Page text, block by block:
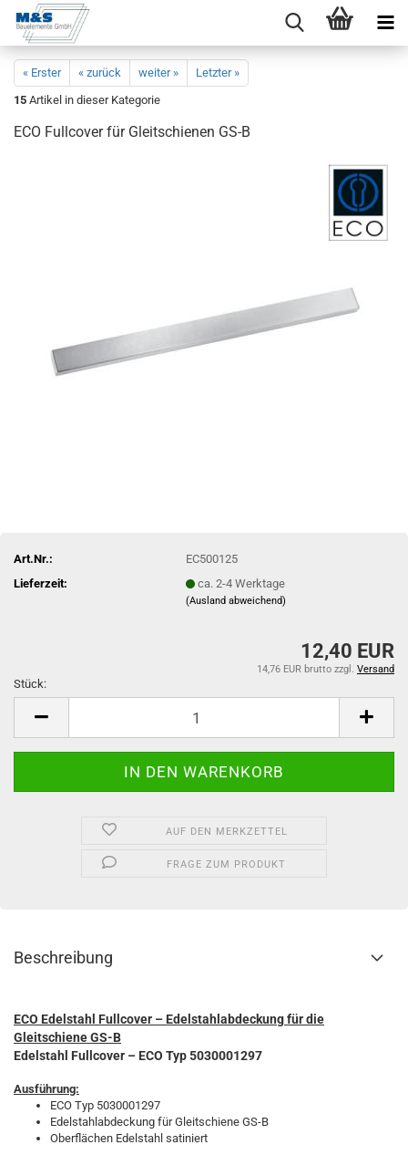
« Erster « zurück weiter »
Letzter »
15 Artikel in dieser Kategorie
ECO Full­co­ver für Gleit­schie­nen GS-B
Art.Nr.:
EC500125
Lieferzeit:
ca. 2-4 Werktage
(Ausland abweichend)
12,40 EUR
14,76 EUR brutto zzgl. Versand
Stück:
AUF DEN MERKZETTEL
FRAGE ZUM PRODUKT
Beschreibung
ECO Edelstahl Fullcover – Edelstahlabdeckung für die
Gleitschiene GS-B
Edelstahl Fullcover – ECO Typ 5030001297
Ausführung:
ECO Typ 5030001297
Edelstahlabdeckung für Gleitschiene GS-B
Oberflächen Edelstahl satiniert